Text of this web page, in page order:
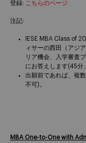
登録: こちらのページ
注記:
IESE MBA Class of
ィサーの西田（アジ
リア機会、入学審査
にお答えします(45分
出願前であれば、複
不可)。
MBA One-to-One with